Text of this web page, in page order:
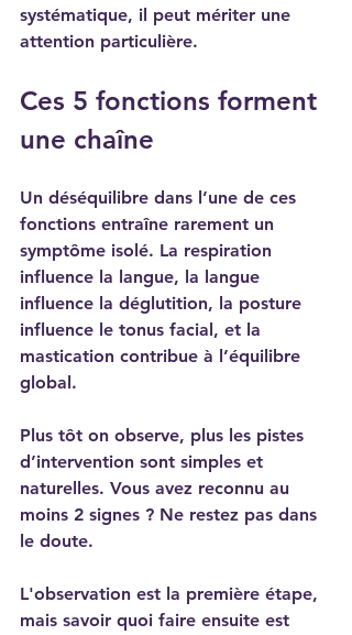
systématique, il peut mériter une
attention particulière.
Ces 5 fonctions forment
une chaîne
Un déséquilibre dans l’une de ces
fonctions entraîne rarement un
symptôme isolé. La respiration
influence la langue, la langue
influence la déglutition, la posture
influence le tonus facial, et la
mastication contribue à l’équilibre
global.
Plus tôt on observe, plus les pistes
d’intervention sont simples et
naturelles. Vous avez reconnu au
moins 2 signes ? Ne restez pas dans
le doute.
L'observation est la première étape,
mais savoir quoi faire ensuite est